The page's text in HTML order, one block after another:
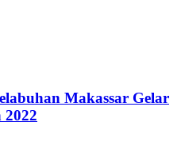
Makassar Gelar
2022